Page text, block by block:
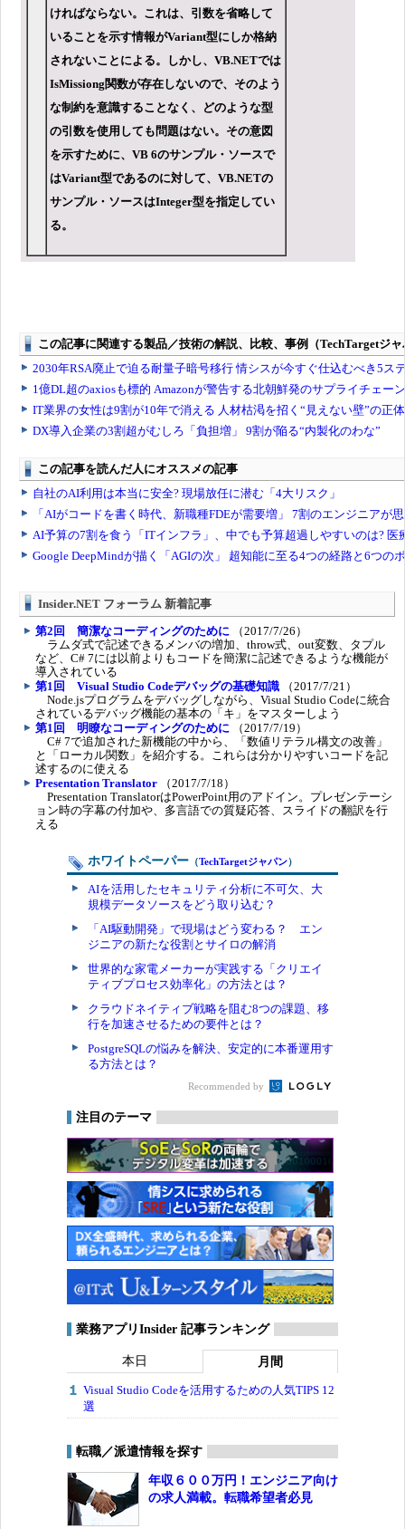
ければならない。これは、引数を省略して
いることを示す情報がVariant型にしか格納
されないことによる。しかし、VB.NETでは
IsMissiong関数が存在しないので、そのよう
な制約を意識することなく、どのような型
の引数を使用しても問題はない。その意図
を示すために、VB 6のサンプル・ソースで
はVariant型であるのに対して、VB.NETの
サンプル・ソースはInteger型を指定してい
る。
Insider.NET フォーラム 新着記事
第2回 簡潔なコーディングのために （2017/7/26）
ラムダ式で記述できるメンバの増加、throw式、out変数、タプル
など、C# 7には以前よりもコードを簡潔に記述できるような機能が
導入されている
第1回 Visual Studio Codeデバッグの基礎知識 （2017/7/21）
Node.jsプログラムをデバッグしながら、Visual Studio Codeに統合
されているデバッグ機能の基本の「キ」をマスターしよう
第1回 明瞭なコーディングのために （2017/7/19）
C# 7で追加された新機能の中から、「数値リテラル構文の改善」
と「ローカル関数」を紹介する。これらは分かりやすいコードを記
述するのに使える
Presentation Translator （2017/7/18）
Presentation TranslatorはPowerPoint用のアドイン。プレゼンテーシ
ョン時の字幕の付加や、多言語での質疑応答、スライドの翻訳を行
える
ホワイトペーパー （TechTargetジャパン）
AIを活用したセキュリティ分析に不可欠、大
規模データソースをどう取り込む？
「AI駆動開発」で現場はどう変わる？ エン
ジニアの新たな役割とサイロの解消
世界的な家電メーカーが実践する「クリエイ
ティブプロセス効率化」の方法とは？
クラウドネイティブ戦略を阻む8つの課題、移
行を加速させるための要件とは？
PostgreSQLの悩みを解決、安定的に本番運用す
る方法とは？
Recommended by
注目のテーマ
業務アプリInsider 記事ランキング
本日 月間
Visual Studio Codeを活用するための人気TIPS 12
選
転職／派遣情報を探す
年収６００万円！エンジニア向け
の求人満載。転職希望者必見